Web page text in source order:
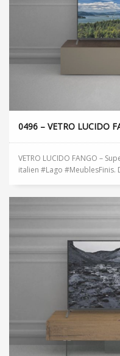
0496 – VETRO LUCIDO
VETRO LUCIDO FANGO –
italien #Lago #MeublesFinis.